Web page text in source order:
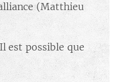
(Matthieu
est possible que